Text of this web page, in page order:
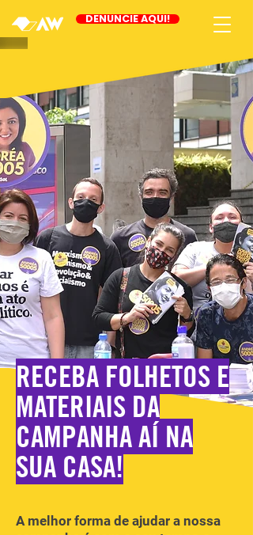
DENUNCIE AQUI!
RECEBA FOLHETOS E
MATERIAIS DA
CAMPANHA AÍ NA
SUA CASA!
A melhor forma de ajudar a nossa